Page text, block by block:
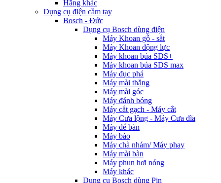
Hãng khác
Dụng cụ điện cầm tay
Bosch - Đức
Dụng cụ Bosch dùng điện
Máy Khoan gỗ - sắt
Máy Khoan động lực
Máy khoan búa SDS+
Máy khoan búa SDS max
Máy đục phá
Máy mài thẳng
Máy mài góc
Máy đánh bóng
Máy cắt gạch - Máy cắt
Máy Cưa lộng - Máy Cưa đĩa
Máy để bàn
Máy bào
Máy chà nhám/ Máy phay
Máy mài bàn
Máy phun hơi nóng
Máy khác
Dụng cụ Bosch dùng Pin